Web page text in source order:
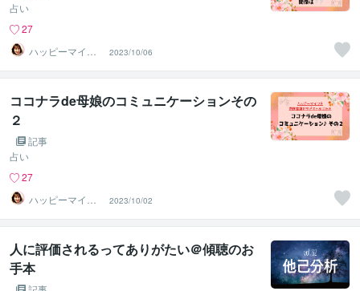
占い
27
ハッピーマイン
ド潜在意識セラ
ピストあこみ
2023/10/06
ココナラde母娘のコミュニケーションその
２
記事
占い
27
ハッピーマイン
ド潜在意識セラ
ピストあこみ
2023/10/02
人に評価されるってありがたい＠傾聴のお
手本